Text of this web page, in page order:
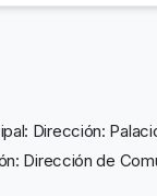
Dirección:
Dirección de